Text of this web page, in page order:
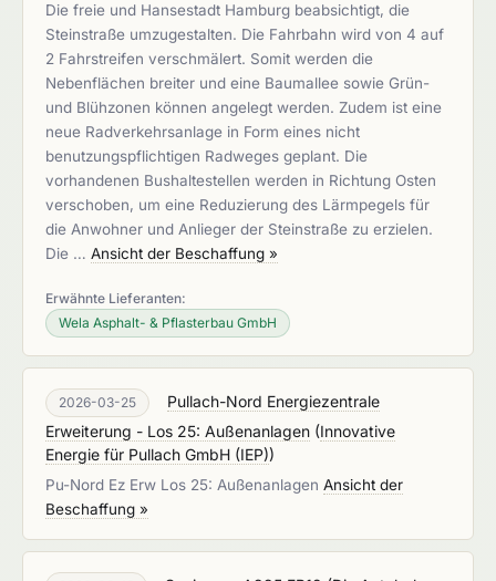
Die freie und Hansestadt Hamburg beabsichtigt, die
Steinstraße umzugestalten. Die Fahrbahn wird von 4 auf
2 Fahrstreifen verschmälert. Somit werden die
Nebenflächen breiter und eine Baumallee sowie Grün-
und Blühzonen können angelegt werden. Zudem ist eine
neue Radverkehrsanlage in Form eines nicht
benutzungspflichtigen Radweges geplant. Die
vorhandenen Bushaltestellen werden in Richtung Osten
verschoben, um eine Reduzierung des Lärmpegels für
die Anwohner und Anlieger der Steinstraße zu erzielen.
Die … Ansicht der Beschaffung »
Erwähnte Lieferanten:
Wela Asphalt- & Pflasterbau GmbH
2026-03-25
Pullach-Nord Energiezentrale
Erweiterung - Los 25: Außenanlagen (Innovative
Energie für Pullach GmbH (IEP))
Pu-Nord Ez Erw Los 25: Außenanlagen Ansicht der
Beschaffung »